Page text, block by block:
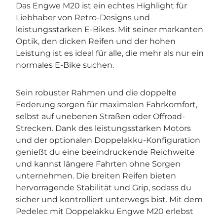
Das Engwe M20 ist ein echtes Highlight für
Liebhaber von Retro-Designs und
leistungsstarken E-Bikes. Mit seiner markanten
Optik, den dicken Reifen und der hohen
Leistung ist es ideal für alle, die mehr als nur ein
normales E-Bike suchen.
Sein robuster Rahmen und die doppelte
Federung sorgen für maximalen Fahrkomfort,
selbst auf unebenen Straßen oder Offroad-
Strecken. Dank des leistungsstarken Motors
und der optionalen Doppelakku-Konfiguration
genießt du eine beeindruckende Reichweite
und kannst längere Fahrten ohne Sorgen
unternehmen. Die breiten Reifen bieten
hervorragende Stabilität und Grip, sodass du
sicher und kontrolliert unterwegs bist. Mit dem
Pedelec mit Doppelakku Engwe M20 erlebst